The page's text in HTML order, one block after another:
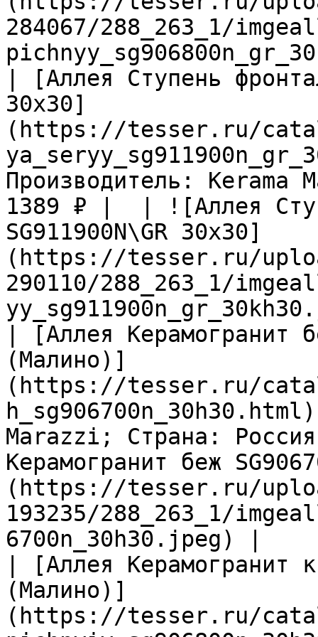
284067/288_263_1/
| [Аллея Ступень
30х30]
(https://tesser.ru/
Производитель:
1389 ₽ |  | ![Аллея
SG911900N\GR 30х30]
(https://tesser.ru/
290110/288_263_1/
| [Аллея Керамогранит
(Малино)]
(https://tesser.ru/
Marazzi; Страна:
Керамогранит беж
(https://tesser.ru/
193235/288_263_1/
6700n_30h30.jpeg) |
| [Аллея Керамогранит
(Малино)]
(https://tesser.ru/